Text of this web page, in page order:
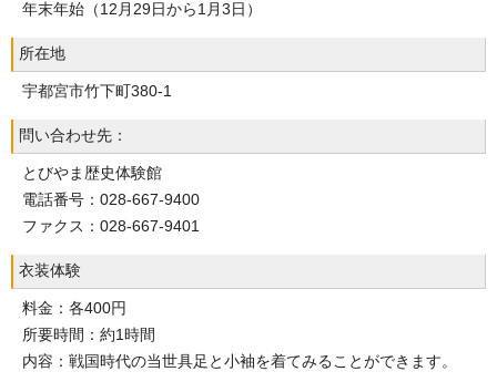
年末年始（12月29日から1月3日）
所在地
宇都宮市竹下町380-1
問い合わせ先：
とびやま歴史体験館
電話番号：028-667-9400
ファクス：028-667-9401
衣装体験
料金：各400円
所要時間：約1時間
内容：戦国時代の当世具足と小袖を着てみることができます。